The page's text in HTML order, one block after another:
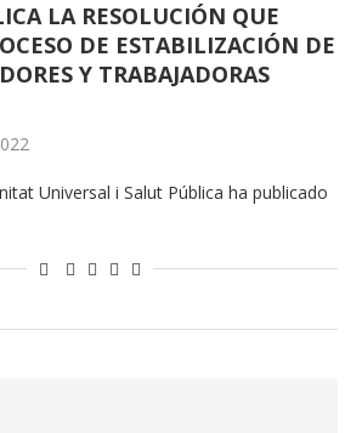
LA RESOLUCIÓN QUE
DE ESTABILIZACIÓN DE
Y TRABAJADORAS
Universal i Salut Pública ha publicado